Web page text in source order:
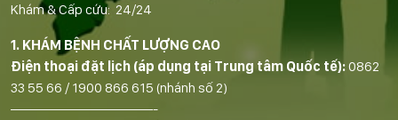
Khám & Cấp cứu: 24/24
1. KHÁM BỆNH CHẤT LƯỢNG CAO
Điện thoại đặt lịch (áp dụng tại Trung tâm Quốc tế):0862
33 55 66 / 1900 866 615 (nhánh số 2)
——————————-